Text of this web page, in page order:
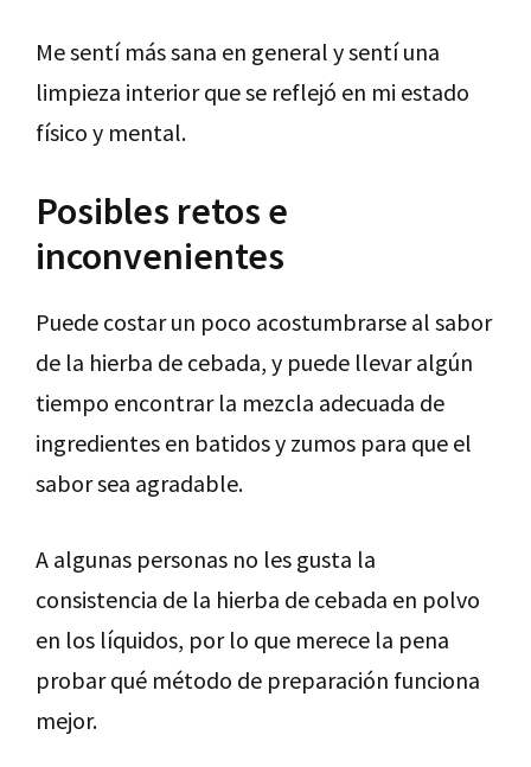
Me sentí más sana en general y sentí una
limpieza interior que se reflejó en mi estado
físico y mental.
Posibles retos e
inconvenientes
Puede costar un poco acostumbrarse al sabor
de la hierba de cebada, y puede llevar algún
tiempo encontrar la mezcla adecuada de
ingredientes en batidos y zumos para que el
sabor sea agradable.
A algunas personas no les gusta la
consistencia de la hierba de cebada en polvo
en los líquidos, por lo que merece la pena
probar qué método de preparación funciona
mejor.